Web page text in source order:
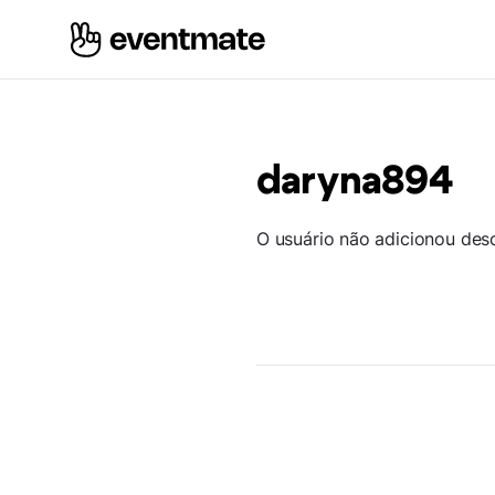
daryna894
O usuário não adicionou